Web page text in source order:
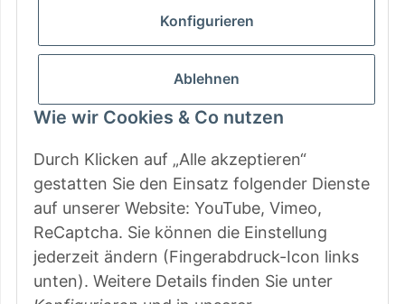
Konfigurieren
Ablehnen
Wie wir Cookies & Co nutzen
Durch Klicken auf „Alle akzeptieren“
gestatten Sie den Einsatz folgender Dienste
auf unserer Website: YouTube, Vimeo,
ReCaptcha. Sie können die Einstellung
jederzeit ändern (Fingerabdruck-Icon links
unten). Weitere Details finden Sie unter
Gesetzliche Informationen